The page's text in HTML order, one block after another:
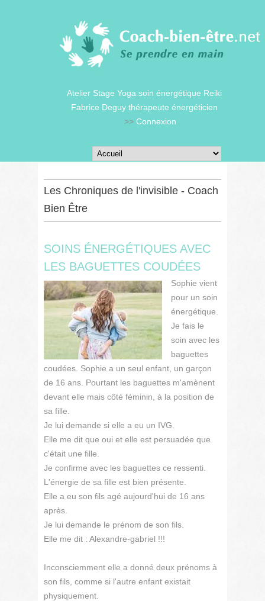
Atelier Stage Yoga soin énergétique Reiki
Fabrice Deguy thérapeute énergéticien
>> Connexion
Les Chroniques de l'invisible - Coach
Bien Être
SOINS ÉNERGÉTIQUES AVEC
LES BAGUETTES COUDÉES
Sophie vient
pour un soin
énergétique.
Je fais le
soin avec les
baguettes
coudées. Sophie a un seul enfant, un garçon
de 16 ans. Pourtant les baguettes m'amènent
devant elle mais côté féminin, à la position de
sa fille.
Je lui demande si elle a eu un IVG.
Elle me dit que oui et elle est persuadée que
c'était une fille.
Je confirme avec les baguettes ce ressenti.
L'énergie de sa fille est bien présente.
Elle a eu son fils agé aujourd'hui de 16 ans
après.
Je lui demande le prénom de son fils.
Elle me dit : Alexandre-gabriel !!!
Inconsciemment elle a donné deux prénoms à
son fils, comme si l'autre enfant existait
physiquement.